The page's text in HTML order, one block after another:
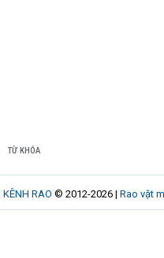
TỪ KHÓA
KÊNH RAO © 2012-2026 | Rao vặt